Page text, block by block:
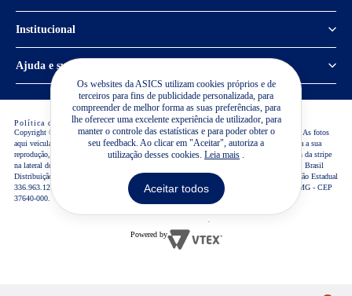
Os websites da ASICS utilizam cookies próprios e de
terceiros para fins de publicidade personalizada, para
compreender de melhor forma as suas preferências, para
lhe oferecer uma excelente experiência de utilizador, para
manter o controle das estatísticas e para poder obter o
seu feedback. Ao clicar em "Aceitar", autoriza a
utilização desses cookies. Leia mais
Aceitar todos
Institucional
Política de Privacidade
Sobre a ASICS
Sustentabilidade
Termos de Uso
Trabalhe Conosco
Visão geral
Ajuda e suporte
Central de Relacionamento
Guia de Medidas
Lojas ASICS
Regulamentos
Trocas e Devoluções
Política de cookiesPreferência de CookiesEditar consentimento
Copyright © 2026 ASICS America Corporation. TODOS OS DIREITOS RESERVADOS. As fotos
aqui veiculadas, logotipo e marca são propriedade de ASICS America Corporation. É vetada a sua
reprodução, total ou parcial, sem a expressa autorização da administradora do site. O design da stripe
na lateral dos calçados ASICS M.R. é uma marca registrada da ASICS Corporation. ASICS Brasil
Distribuição e Comércio de Artigos Esportivos LTDA- CNPJ 53.249.017/0024-30 - Inscrição Estadual
336.963.121.118 Estrada Municipal Luís Lopes Neto, 21, Bairro dos Tenentes - Extrema-MG - CEP
37640-000.
Powered by